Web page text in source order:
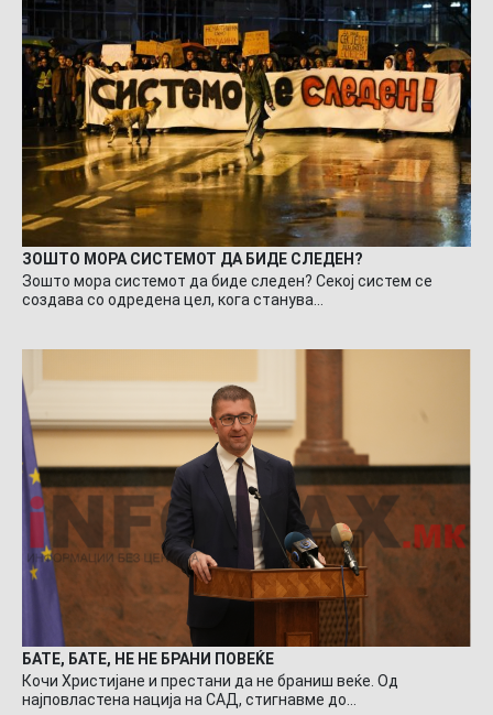
ЗОШТО МОРА СИСТЕМОТ ДА БИДЕ СЛЕДЕН?
Зошто мора системот да биде следен? Секој систем се
создава со одредена цел, кога станува…
БАТЕ, БАТЕ, НЕ НЕ БРАНИ ПОВЕЌЕ
Кочи Христијане и престани да не браниш веќе. Од
најповластена нација на САД, стигнавме до…